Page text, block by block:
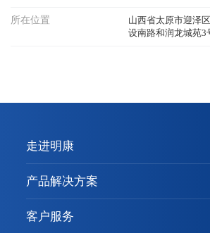
所在位置
山西省太原市迎泽
设南路和润龙城苑3
走进明康
产品解决方案
客户服务